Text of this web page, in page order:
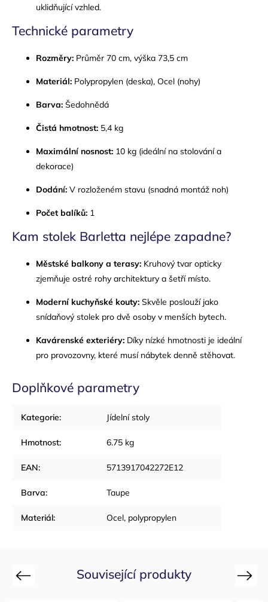
uklidňující vzhled.
Technické parametry
Rozměry: Průměr 70 cm, výška 73,5 cm
Materiál: Polypropylen (deska), Ocel (nohy)
Barva: Šedohnědá
Čistá hmotnost: 5,4 kg
Maximální nosnost: 10 kg (ideální na stolování a
dekorace)
Dodání: V rozloženém stavu (snadná montáž noh)
Počet balíků: 1
Kam stolek Barletta nejlépe zapadne?
Městské balkony a terasy: Kruhový tvar opticky
zjemňuje ostré rohy architektury a šetří místo.
Moderní kuchyňské kouty: Skvěle poslouží jako
snídaňový stolek pro dvě osoby v menších bytech.
Kavárenské exteriéry: Díky nízké hmotnosti je ideální
pro provozovny, které musí nábytek denně stěhovat.
Doplňkové parametry
Kategorie: Jídelní stoly
Hmotnost: 6.75 kg
EAN: 5713917042272E12
Barva: Taupe
Materiál: Ocel, polypropylen
Související produkty
Previous Next